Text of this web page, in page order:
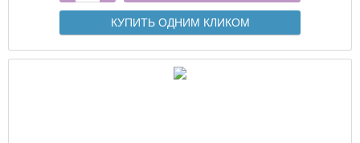
КУПИТЬ ОДНИМ КЛИКОМ